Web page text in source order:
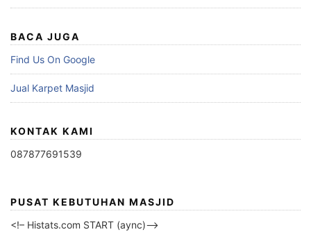
BACA JUGA
Find Us On Google
Jual Karpet Masjid
KONTAK KAMI
087877691539
PUSAT KEBUTUHAN MASJID
<!– Histats.com START (aync)–>